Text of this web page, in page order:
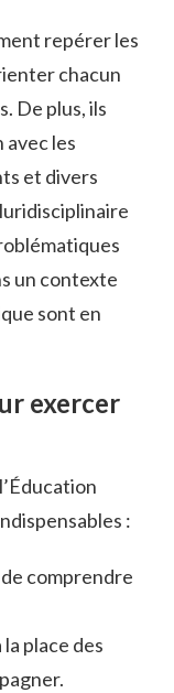
repérer les
chacun
De plus, ils
les
et divers
un contexte
sont en
exercer
:
comprendre
place des